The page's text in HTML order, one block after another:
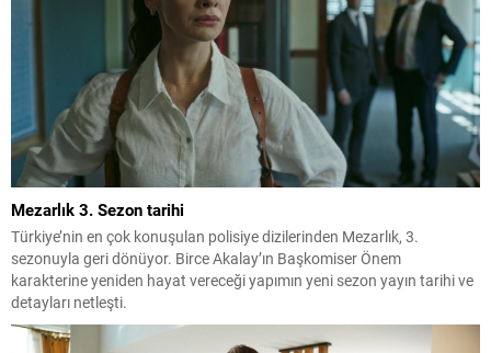
Mezarlık 3. Sezon tarihi
Türkiye’nin en çok konuşulan polisiye dizilerinden Mezarlık, 3.
sezonuyla geri dönüyor. Birce Akalay’ın Başkomiser Önem
karakterine yeniden hayat vereceği yapımın yeni sezon yayın tarihi ve
detayları netleşti.